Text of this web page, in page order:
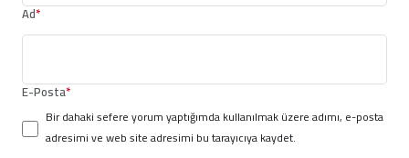
Ad*
E-Posta*
Bir dahaki sefere yorum yaptığımda kullanılmak üzere adımı, e-posta
adresimi ve web site adresimi bu tarayıcıya kaydet.